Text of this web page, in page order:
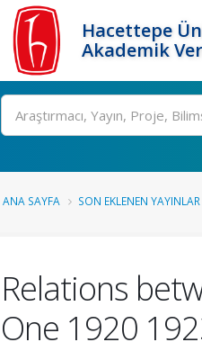
Hacettepe
Akademik
Ara
ANA SAYFA SON EKLENEN YAYINLAR
Relations
One 1920